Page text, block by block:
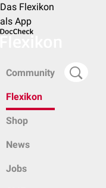
Das Flexikon
als App
Community
Flexikon
Shop
News
Jobs